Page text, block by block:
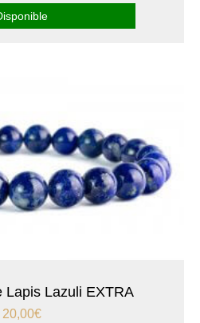
Lapis Lazuli EXTRA
20,00€